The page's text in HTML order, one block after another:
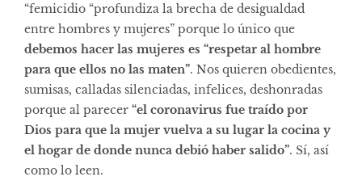
“femicidio “profundiza la brecha de desigualdad
entre hombres y mujeres” porque lo único que
debemos hacer las mujeres es “respetar al hombre
para que ellos no las maten”. Nos quieren obedientes,
sumisas, calladas silenciadas, infelices, deshonradas
porque al parecer “el coronavirus fue traído por
Dios para que la mujer vuelva a su lugar la cocina y
el hogar de donde nunca debió haber salido”. Sí, así
como lo leen.